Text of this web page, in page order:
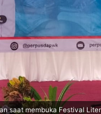
saat membuka Festival